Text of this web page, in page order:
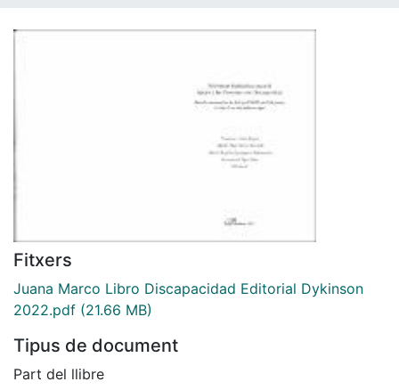
Fitxers
Juana Marco Libro Discapacidad Editorial Dykinson
2022.pdf (21.66 MB)
Tipus de document
Part del llibre